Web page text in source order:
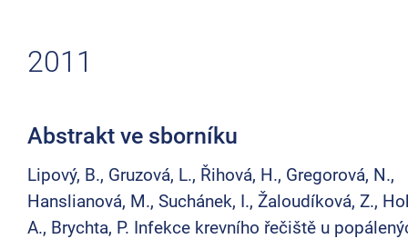
2011
Abstrakt ve sborníku
Lipový, B., Gruzová, L., Řihová, H., Gregorová, N.,
Hanslianová, M., Suchánek, I., Žaloudíková, Z.,
A., Brychta, P. Infekce krevního řečiště u